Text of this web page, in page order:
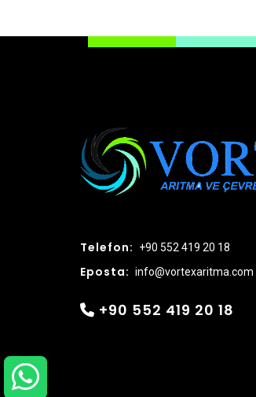
Telefon: +90 552 419 20 18
Eposta: info@vortexaritma.com
+90 552 419 20 18